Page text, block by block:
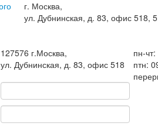
г. Москва,
ул. Дубнинская, д. 83, офис 518,
127576 г.Москва,
ул. Дубнинская, д. 83, офис 518
пн-
птн: